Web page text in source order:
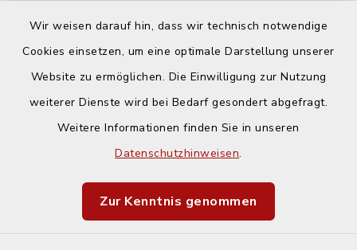
Wir weisen darauf hin, dass wir technisch notwendige
Cookies einsetzen, um eine optimale Darstellung unserer
Website zu ermöglichen. Die Einwilligung zur Nutzung
weiterer Dienste wird bei Bedarf gesondert abgefragt.
Weitere Informationen finden Sie in unseren
Datenschutzhinweisen.
Zur Kenntnis genommen
Barrierefreiheit
Impressum